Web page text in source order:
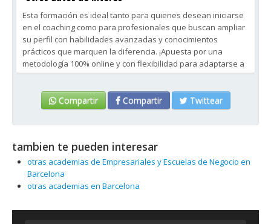
Esta formación es ideal tanto para quienes desean iniciarse
en el coaching como para profesionales que buscan ampliar
su perfil con habilidades avanzadas y conocimientos
prácticos que marquen la diferencia. ¡Apuesta por una
metodología 100% online y con flexibilidad para adaptarse a
tus horarios!
Compartir Compartir Twittear
tambien te pueden interesar
otras academias de Empresariales y Escuelas de Negocio en
Barcelona
otras academias en Barcelona